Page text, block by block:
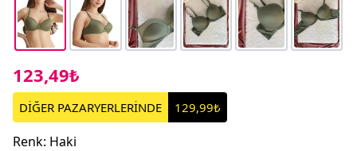
123,49₺
DİĞER PAZARYERLERİNDE 129,99₺
Renk: Haki